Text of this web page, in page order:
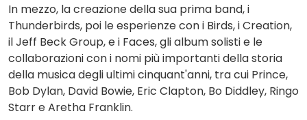
In mezzo, la creazione della sua prima band, i
Thunderbirds, poi le esperienze con i Birds, i Creation,
il Jeff Beck Group, e i Faces, gli album solisti e le
collaborazioni con i nomi più importanti della storia
della musica degli ultimi cinquant'anni, tra cui Prince,
Bob Dylan, David Bowie, Eric Clapton, Bo Diddley, Ringo
Starr e Aretha Franklin.